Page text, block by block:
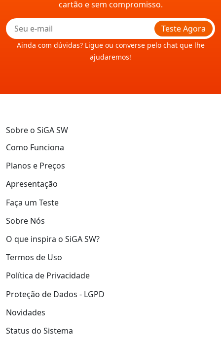
cartão e sem compromisso.
Teste Agora
Ainda com dúvidas? Ligue ou converse pelo chat que lhe
ajudaremos!
Sobre o SiGA SW
Como Funciona
Planos e Preços
Apresentação
Faça um Teste
Sobre Nós
O que inspira o SiGA SW?
Termos de Uso
Política de Privacidade
Proteção de Dados - LGPD
Novidades
Status do Sistema